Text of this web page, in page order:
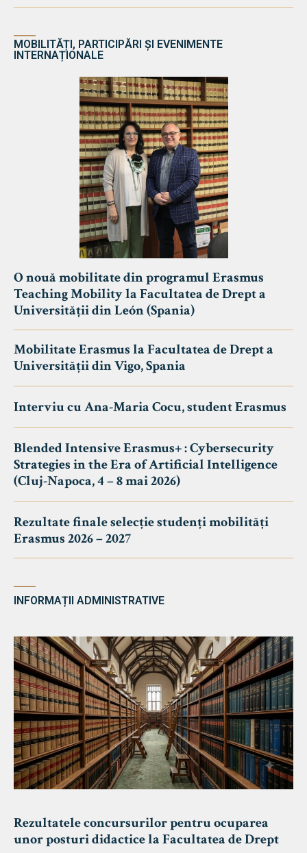
MOBILITĂȚI, PARTICIPĂRI ȘI EVENIMENTE
INTERNAȚIONALE
O nouă mobilitate din programul Erasmus
Teaching Mobility la Facultatea de Drept a
Universității din León (Spania)
Mobilitate Erasmus la Facultatea de Drept a
Universității din Vigo, Spania
Interviu cu Ana-Maria Cocu, student Erasmus
Blended Intensive Erasmus+ : Cybersecurity
Strategies in the Era of Artificial Intelligence
(Cluj-Napoca, 4 – 8 mai 2026)
Rezultate finale selecție studenți mobilități
Erasmus 2026 – 2027
INFORMAȚII ADMINISTRATIVE
Rezultatele concursurilor pentru ocuparea
unor posturi didactice la Facultatea de Drept